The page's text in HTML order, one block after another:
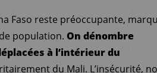
Faso reste préoccupante,
population. On dénombre
à l’intérieur du
du Mali. L’insécurité,